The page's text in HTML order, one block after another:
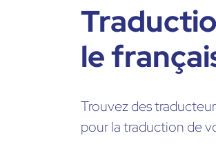
le
Trouvez des
pour la traduction de